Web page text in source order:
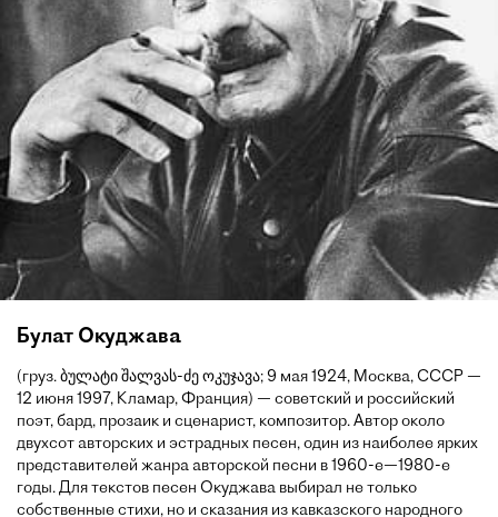
Булат Окуджава
(груз. ბულატი შალვას-ძე ოკუჯავა; 9 мая 1924, Москва, СССР —
12 июня 1997, Кламар, Франция) — советский и российский
поэт, бард, прозаик и сценарист, композитор. Автор около
двухсот авторских и эстрадных песен, один из наиболее ярких
представителей жанра авторской песни в 1960-е—1980-е
годы. Для текстов песен Окуджава выбирал не только
собственные стихи, но и сказания из кавказского народного